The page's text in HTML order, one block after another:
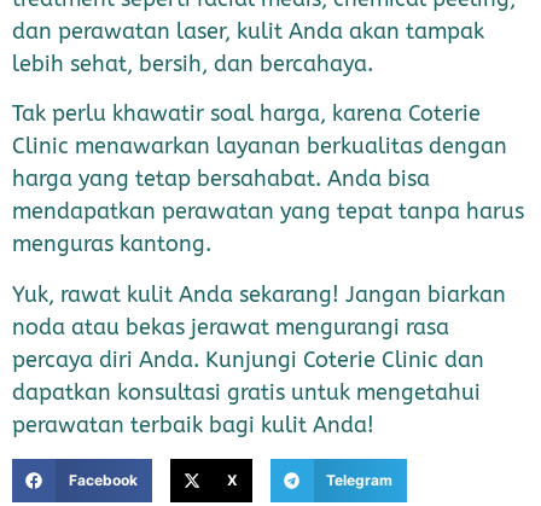
dan perawatan laser, kulit Anda akan tampak
lebih sehat, bersih, dan bercahaya.
Tak perlu khawatir soal harga, karena Coterie
Clinic menawarkan layanan berkualitas dengan
harga yang tetap bersahabat. Anda bisa
mendapatkan perawatan yang tepat tanpa harus
menguras kantong.
Yuk, rawat kulit Anda sekarang! Jangan biarkan
noda atau bekas jerawat mengurangi rasa
percaya diri Anda. Kunjungi Coterie Clinic dan
dapatkan konsultasi gratis untuk mengetahui
perawatan terbaik bagi kulit Anda!
Facebook X Telegram